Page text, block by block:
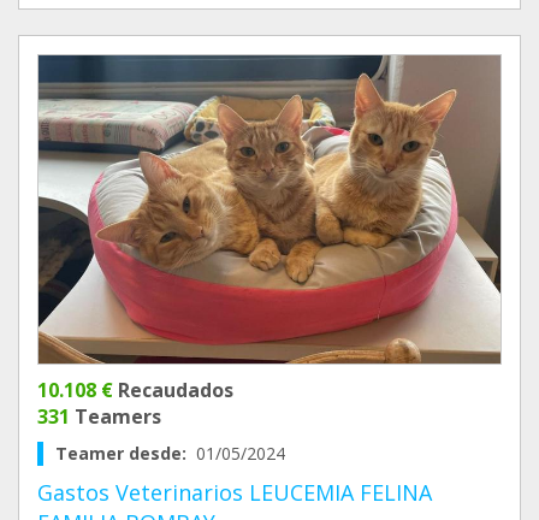
10.108 € Recaudados
331 Teamers
Teamer desde: 01/05/2024
Gastos Veterinarios LEUCEMIA FELINA